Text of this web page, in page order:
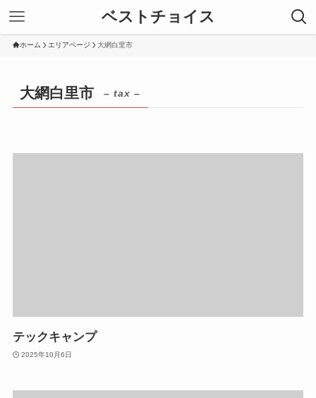
ベストチョイス
ホーム エリアページ 大網白里市
大網白里市 – tax –
テックキャンプ
2025年10月6日